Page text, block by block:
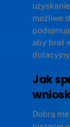
możliwe
aby brał
Jak
Dobrą